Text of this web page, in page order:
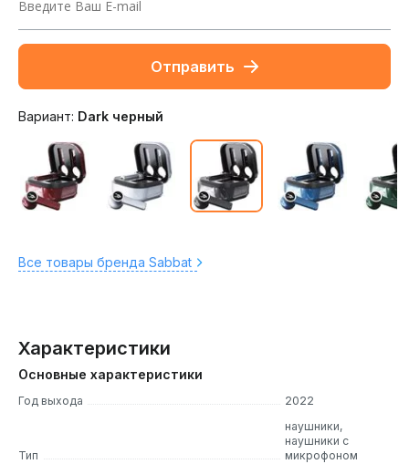
Отправить
Вариант: Dark черный
Все товары бренда Sabbat
Характеристики
Основные характеристики
Год выхода 2022
Тип
наушники,
наушники с
микрофоном